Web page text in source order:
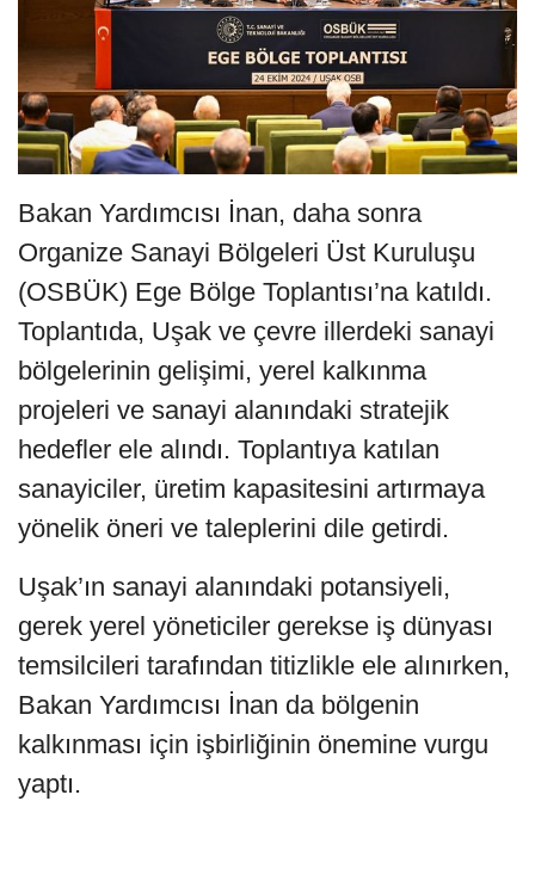
Bakan Yardımcısı İnan, daha sonra
Organize Sanayi Bölgeleri Üst Kuruluşu
(OSBÜK) Ege Bölge Toplantısı’na katıldı.
Toplantıda, Uşak ve çevre illerdeki sanayi
bölgelerinin gelişimi, yerel kalkınma
projeleri ve sanayi alanındaki stratejik
hedefler ele alındı. Toplantıya katılan
sanayiciler, üretim kapasitesini artırmaya
yönelik öneri ve taleplerini dile getirdi.
Uşak’ın sanayi alanındaki potansiyeli,
gerek yerel yöneticiler gerekse iş dünyası
temsilcileri tarafından titizlikle ele alınırken,
Bakan Yardımcısı İnan da bölgenin
kalkınması için işbirliğinin önemine vurgu
yaptı.